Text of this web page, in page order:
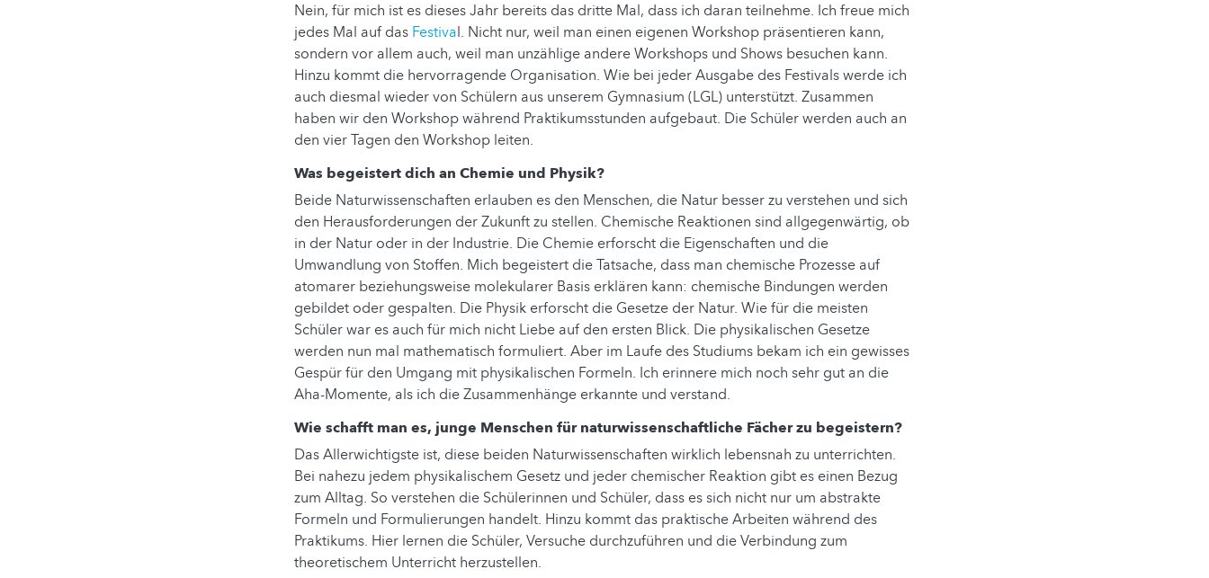
Nein, für mich ist es dieses Jahr bereits das dritte Mal, dass ich daran teilnehme. Ich freue mich
jedes Mal auf das Festival. Nicht nur, weil man einen eigenen Workshop präsentieren kann,
sondern vor allem auch, weil man unzählige andere Workshops und Shows besuchen kann.
Hinzu kommt die hervorragende Organisation. Wie bei jeder Ausgabe des Festivals werde ich
auch diesmal wieder von Schülern aus unserem Gymnasium (LGL) unterstützt. Zusammen
haben wir den Workshop während Praktikumsstunden aufgebaut. Die Schüler werden auch an
den vier Tagen den Workshop leiten.
Was begeistert dich an Chemie und Physik?
Beide Naturwissenschaften erlauben es den Menschen, die Natur besser zu verstehen und sich
den Herausforderungen der Zukunft zu stellen. Chemische Reaktionen sind allgegenwärtig, ob
in der Natur oder in der Industrie. Die Chemie erforscht die Eigenschaften und die
Umwandlung von Stoffen. Mich begeistert die Tatsache, dass man chemische Prozesse auf
atomarer beziehungsweise molekularer Basis erklären kann: chemische Bindungen werden
gebildet oder gespalten. Die Physik erforscht die Gesetze der Natur. Wie für die meisten
Schüler war es auch für mich nicht Liebe auf den ersten Blick. Die physikalischen Gesetze
werden nun mal mathematisch formuliert. Aber im Laufe des Studiums bekam ich ein gewisses
Gespür für den Umgang mit physikalischen Formeln. Ich erinnere mich noch sehr gut an die
Aha-Momente, als ich die Zusammenhänge erkannte und verstand.
Wie schafft man es, junge Menschen für naturwissenschaftliche Fächer zu begeistern?
Das Allerwichtigste ist, diese beiden Naturwissenschaften wirklich lebensnah zu unterrichten.
Bei nahezu jedem physikalischem Gesetz und jeder chemischer Reaktion gibt es einen Bezug
zum Alltag. So verstehen die Schülerinnen und Schüler, dass es sich nicht nur um abstrakte
Formeln und Formulierungen handelt. Hinzu kommt das praktische Arbeiten während des
Praktikums. Hier lernen die Schüler, Versuche durchzuführen und die Verbindung zum
theoretischem Unterricht herzustellen.